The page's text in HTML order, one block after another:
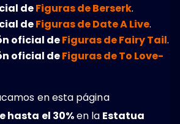
deFiguras de Berserk.
deFiguras de Date A Live.
oficial deFiguras de Fairy Tail.
oficial deFiguras de To Love-
en esta página
hasta el 30%en la Estatua